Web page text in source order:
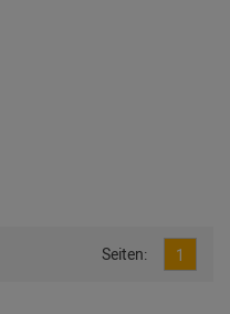
Seiten: 1